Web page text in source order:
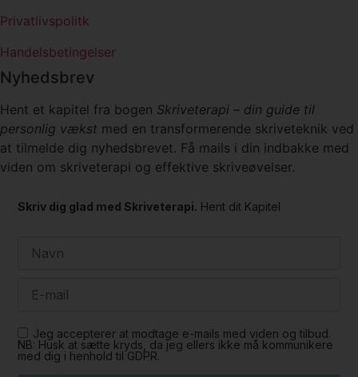
Privatlivspolitk
Handelsbetingelser
Nyhedsbrev
Hent et kapitel fra bogen Skriveterapi – din guide til
personlig vækst med en transformerende skriveteknik ved
at tilmelde dig nyhedsbrevet. Få mails i din indbakke med
viden om skriveterapi og effektive skriveøvelser.
Skriv dig glad med Skriveterapi. Hent dit Kapitel
Jeg accepterer at modtage e-mails med viden og tilbud.
NB: Husk at sætte kryds, da jeg ellers ikke må kommunikere
med dig i henhold til GDPR.